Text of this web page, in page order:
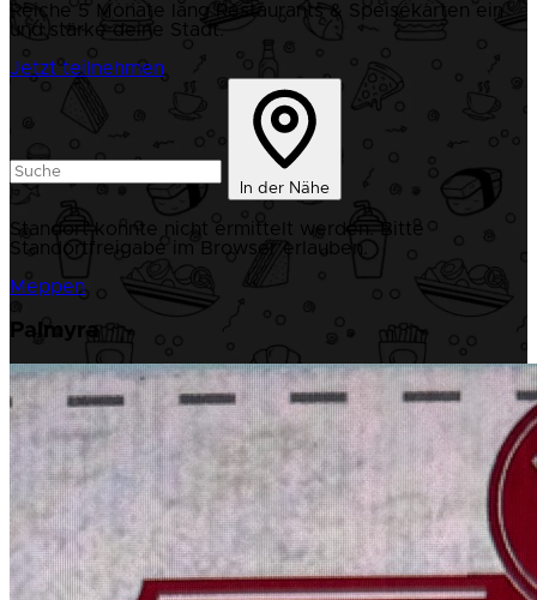
Reiche 5 Monate lang Restaurants & Speisekarten ein
und stärke deine Stadt.
Jetzt teilnehmen
In der Nähe
Standort konnte nicht ermittelt werden. Bitte
Standortfreigabe im Browser erlauben.
Meppen
Palmyra